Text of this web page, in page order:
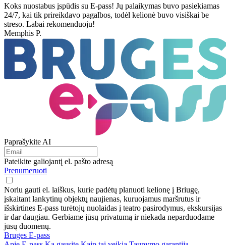
Koks nuostabus įspūdis su E-pass! Jų palaikymas buvo pasiekiamas
24/7, kai tik prireikdavo pagalbos, todėl kelionė buvo visiškai be
streso. Labai rekomenduoju!
Memphis P.
Paprašykite AI
Pateikite galiojantį el. pašto adresą
Prenumeruoti
Noriu gauti el. laiškus, kurie padėtų planuoti kelionę į Briugę,
įskaitant lankytinų objektų naujienas, kuruojamus maršrutus ir
išskirtines E-pass turėtojų nuolaidas į teatro pasirodymus, ekskursijas
ir dar daugiau. Gerbiame jūsų privatumą ir niekada neparduodame
jūsų duomenų.
Bruges E-pass